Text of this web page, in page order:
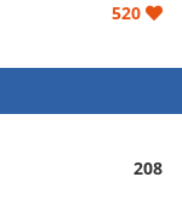
520
208